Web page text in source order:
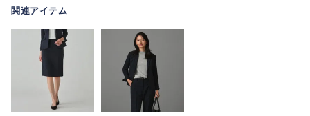
関連アイテム